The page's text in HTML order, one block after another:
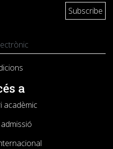
a
acadèmic